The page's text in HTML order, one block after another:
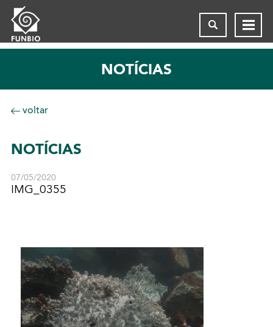
NOTÍCIAS
voltar
NOTÍCIAS
07/05/2020
IMG_0355